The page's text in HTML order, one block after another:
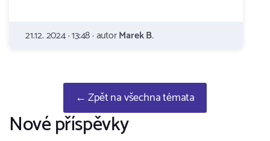
21.12. 2024 · 13:48 · autorMarek B.
← Zpět na všechna témata
Nové příspěvky